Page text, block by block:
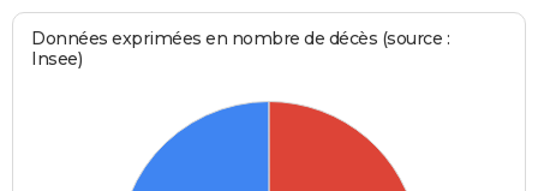
Données exprimées en nombre de décès (source :
Insee)